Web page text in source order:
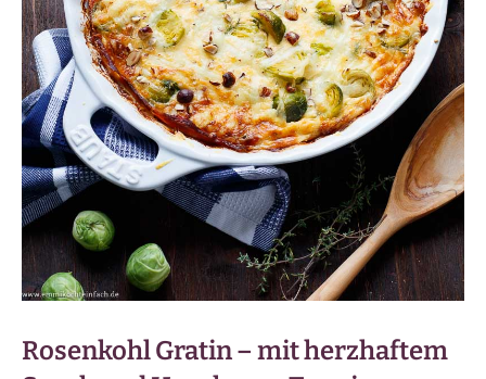
Rosenkohl Gratin – mit herzhaftem